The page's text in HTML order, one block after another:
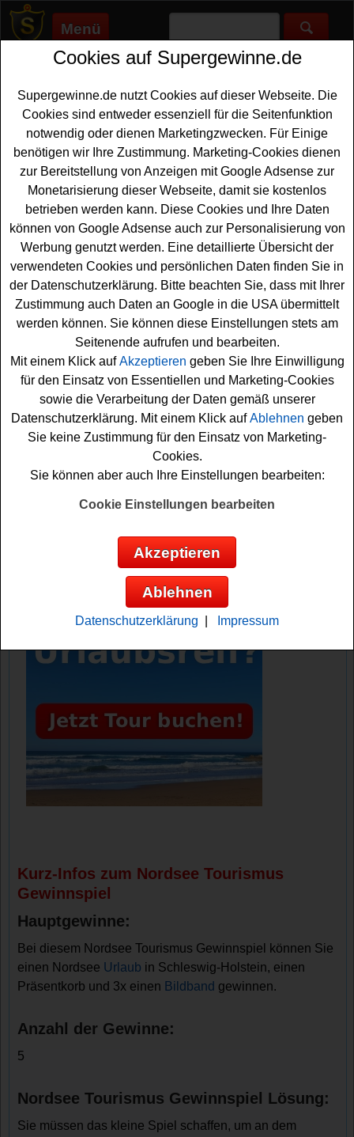
Menü
Supergewinne.de>Gewinnspiele>Reise Gewinnspiele>
Anzeige:
Nordsee Tourismus Gewinnspiel -
Urlaub gewinnen
Wer gern einen schönen Urlaub gewinnenmöchte, sollte
an diesem kostenlosen Nordsee Tourismus Gewinnspiel
teilnehmen. Verlost wird eine Nordsee Reise mit fünf
Übernachtungen in einem Hotel in Schleswig-Holstein
für zwei Personen, inklusive Frühstück. Mit etwas Glück
können Sie diesen schönen Urlaub gewinnen. Weiterhin
werden ein Präsentkorb und dreimal derBildband
Wadden Sea verlost.
Falls Sie an dem Reise Gewinnspiel von Nordsee
Tourismus teilnehmen möchten, müssen Sie nur das
kleine Spiel erfolgreich absolvieren und können danach
Ihre Daten eingeben. Viel Glück!
Nordsee Tourismus verlost einen Nordsee
Urlaub in Schleswig-Holstein, einen
Anzeige:
Kurz-Infos zum Nordsee Tourismus
Gewinnspiel
Hauptgewinne:
Bei diesem Nordsee Tourismus Gewinnspiel können Sie
einen Nordsee Urlaub in Schleswig-Holstein, einen
Präsentkorb und 3x einen Bildband gewinnen.
Anzahl der Gewinne:
5
Nordsee Tourismus Gewinnspiel Lösung:
Sie müssen das kleine Spiel schaffen, um an dem
Cookies auf Supergewinne.de
Supergewinne.de nutzt Cookies auf dieser Webseite. Die
Cookies sind entweder essenziell für die Seitenfunktion
notwendig oder dienen Marketingzwecken. Für Einige
benötigen wir Ihre Zustimmung. Marketing-Cookies dienen
zur Bereitstellung von Anzeigen mit Google Adsense zur
Monetarisierung dieser Webseite, damit sie kostenlos
betrieben werden kann. Diese Cookies und Ihre Daten
können von Google Adsense auch zur Personalisierung von
Werbung genutzt werden. Eine detaillierte Übersicht der
verwendeten Cookies und persönlichen Daten finden Sie in
der Datenschutzerklärung. Bitte beachten Sie, dass mit Ihrer
Zustimmung auch Daten an Google in die USA übermittelt
werden können. Sie können diese Einstellungen stets am
Seitenende aufrufen und bearbeiten.
Mit einem Klick aufAkzeptieren geben Sie Ihre Einwilligung
für den Einsatz von Essentiellen und Marketing-Cookies
sowie die Verarbeitung der Daten gemäß unserer
Datenschutzerklärung. Mit einem Klick aufAblehnen geben
Sie keine Zustimmung für den Einsatz von Marketing-
Cookies.
Sie können aber auch Ihre Einstellungen bearbeiten:
Cookie Einstellungen bearbeiten
Akzeptieren
Ablehnen
Datenschutzerklärung Impressum